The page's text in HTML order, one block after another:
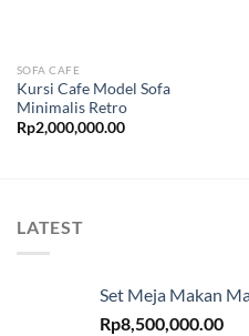
SOFA CAFE
Kursi Cafe Model Sofa
Minimalis Retro
Rp2,000,000.00
LATEST
Set Meja Makan
Rp8,500,000.00